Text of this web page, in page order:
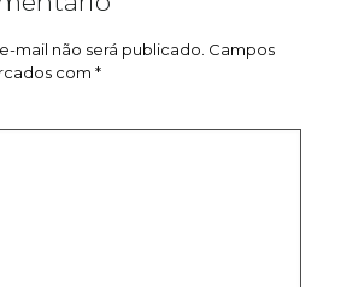
mail não será publicado. Campos
com *